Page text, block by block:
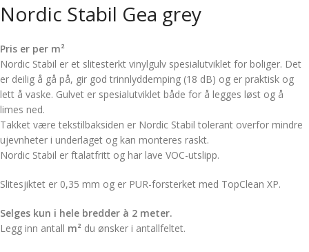
Nordic Stabil Gea grey
Pris er per m²
Nordic Stabil er et slitesterkt vinylgulv spesialutviklet for boliger. Det
er deilig å gå på, gir god trinnlyddemping (18 dB) og er praktisk og
lett å vaske. Gulvet er spesialutviklet både for å legges løst og å
limes ned.
Takket være tekstilbaksiden er Nordic Stabil tolerant overfor mindre
ujevnheter i underlaget og kan monteres raskt.
Nordic Stabil er ftalatfritt og har lave VOC-utslipp.
Slitesjiktet er 0,35 mm og er PUR-forsterket med TopClean XP.
Selges kun i hele bredder à 2 meter.
Legg inn antall m² du ønsker i antallfeltet.